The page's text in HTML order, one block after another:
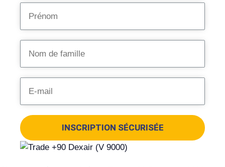
INSCRIPTION SÉCURISÉE